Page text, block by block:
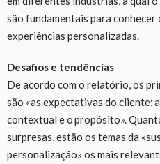
são fundamentais para
experiências personalizadas.
Desafios e tendências
De acordo com o relatório, os
são «as expectativas do cliente;
contextual e o propósito».
surpresas, estão os temas da
personalização» os mais